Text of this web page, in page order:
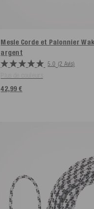
Mesle Corde et Palonnier
argent
5.0 (2 Avis)
42,99 €